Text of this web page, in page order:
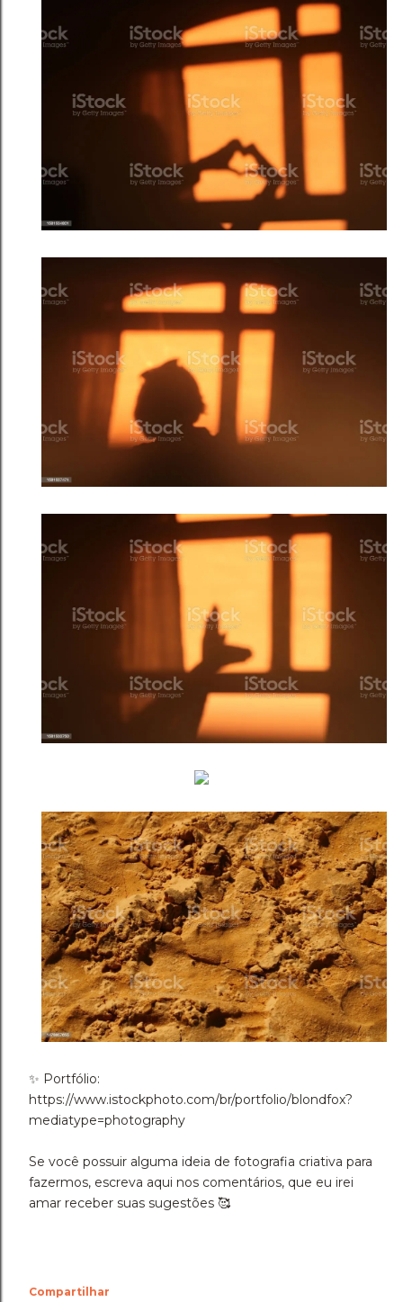
✨️ Portfólio:
https://www.istockphoto.com/br/portfolio/blondfox?
mediatype=photography
Se você possuir alguma ideia de fotografia criativa para
fazermos, escreva aqui nos comentários, que eu irei
amar receber suas sugestões 🥰
Compartilhar